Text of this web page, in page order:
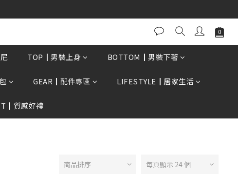
再贈現金卷$300元
TOP┃男裝上身 BOTTOM┃男裝下著
GEAR┃配件專區 LIFESTYLE┃居家生活
質感好禮
商品排序 每頁顯示 24 個